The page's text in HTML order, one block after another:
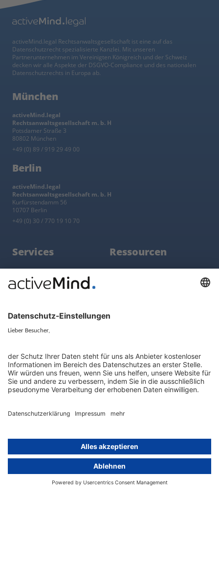
activeMind.legal Rechtsanwaltsgesellschaft ist eine auf das
Datenschutzrecht spezialisierte Kanzlei. Mit unseren
Partnerunternehmen im Vereinigten Königreich und der Schweiz
decken wir alle Aspekte der DSGVO-Compliance und des nationalen
Datenschutzrechts in Europa ab.
München
activeMind.legal
Rechtsanwaltsgesellschaft m. b. H
Potsdamer Straße 3
80802 München
+49 (0) 89 / 919 29 49 00
Berlin
activeMind.legal
Rechtsanwaltsgesellschaft m. b. H
Kurfürstendamm 56
10707 Berlin
+49 (0) 30 / 770 19 10 70
Services
EU-Vertreter
Konzern-Datenschutz
KI und Datenschutz
Hinweisgebersystem mit
Ressourcen
Ratgeber und Artikel
Wichtige Gesetze als Volltext
Über
Über uns
Kontakt
Impressum
Gruppe
activeMind AG (Deutschland)
activeMind.uk (Vereinigtes
Compliance-Portal
Online-Schulungs-Portal
Karriereportal